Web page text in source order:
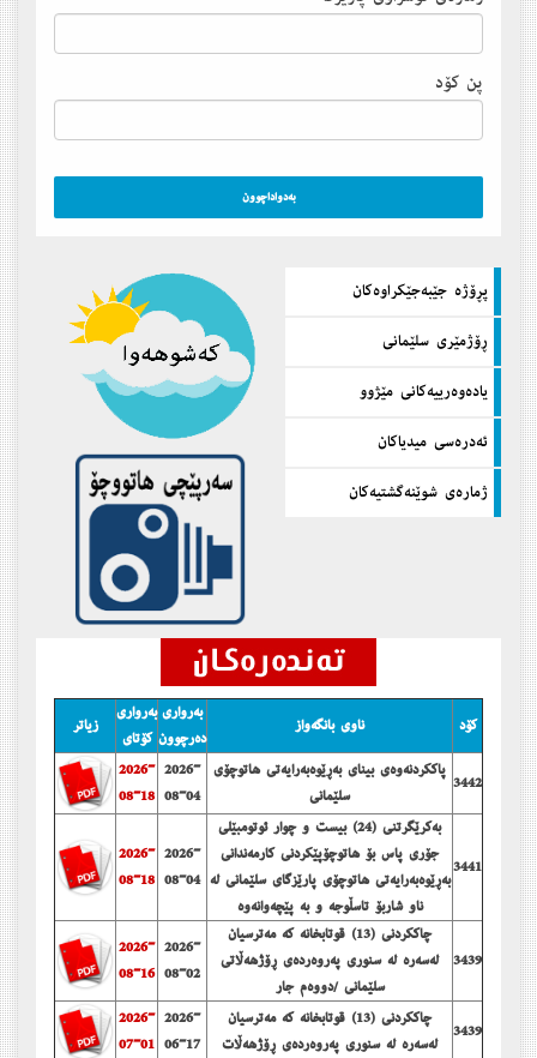
پن كۆد
پڕۆژه‌ جێبه‌جێكراوه‌كان
ڕۆژمێری سلێمانی
یاده‌وه‌رییه‌كانی مێژوو
ئه‌دره‌سی میدیاكان
ژماره‌ی شوێنه‌گشتیه‌كان
كۆد ناوی بانگه‌واز
به‌رواری
ده‌رچوون
به‌رواری
كۆتای
زیاتر
3442
پاككردنه‌وه‌ی بینای به‌ڕێوه‌به‌رایه‌تی هاتوچۆی
سلێمانی
2026-
08-04
2026-
08-18
3441
به‌كرێگرتنی (24) بیست و چوار ئوتومبێلی
جۆری پاس بۆ هاتوچۆپێكردنی كارمه‌ندانی
به‌ڕێوه‌به‌رایه‌تی هاتوچۆی پارێزگای سلێمانی له‌
ناو شاربۆ تاسڵوجه‌ و به‌ پێچه‌وانه‌وه‌
2026-
08-04
2026-
08-18
3439
چاككردنی (13) قوتابخانه‌ كه‌ مه‌ترسیان
له‌سه‌ره‌ له‌ سنوری په‌روه‌رده‌ی ڕۆژهه‌ڵاتی
سلێمانی /دووه‌م جار
2026-
08-02
2026-
08-16
3439
چاككردنی (13) قوتابخانه‌ كه‌ مه‌ترسیان
له‌سه‌ره‌ له‌ سنوری په‌روه‌رده‌ی ڕۆژهه‌ڵات
2026-
06-17
2026-
07-01